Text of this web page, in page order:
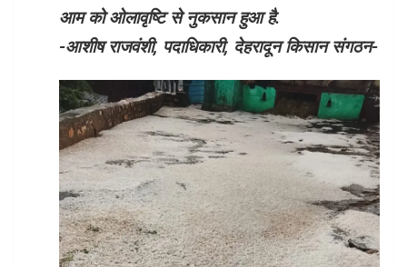
आम को ओलावृष्टि से नुकसान हुआ है.
-आशीष राजवंशी, पदाधिकारी, देहरादून किसान संगठन-